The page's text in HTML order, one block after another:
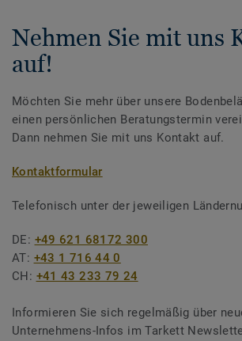
Nehmen Sie mit uns
auf!
Möchten Sie mehr über unsere
einen persönlichen Beratungstermin
Dann nehmen Sie mit uns Kontakt auf.
Kontaktformular
Telefonisch unter der jeweiligen
DE: +49 621 68172 300
AT: +43 1 716 44 0
CH: +41 43 233 79 24
Informieren Sie sich regelmäßig über
Unternehmens-Infos im Tarkett